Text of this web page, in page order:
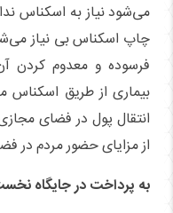
می‌شود نیاز به اسکناس
چاپ اسکناس بی نیاز
فرسوده و معدوم کردن
بیماری از طریق اسکناس
انتقال پول در فضای
از مزایای حضور مردم در
به پرداخت در جایگاه